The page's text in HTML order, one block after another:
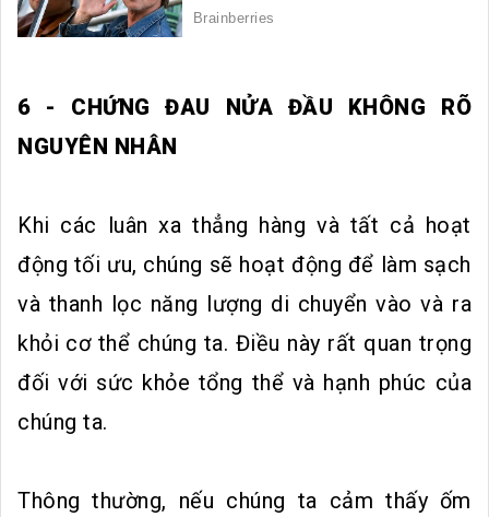
6 - CHỨNG ĐAU NỬA ĐẦU KHÔNG RÕ
NGUYÊN NHÂN
Khi các luân xa thẳng hàng và tất cả hoạt
động tối ưu, chúng sẽ hoạt động để làm sạch
và thanh lọc năng lượng di chuyển vào và ra
khỏi cơ thể chúng ta. Điều này rất quan trọng
đối với sức khỏe tổng thể và hạnh phúc của
chúng ta.
Thông thường, nếu chúng ta cảm thấy ốm